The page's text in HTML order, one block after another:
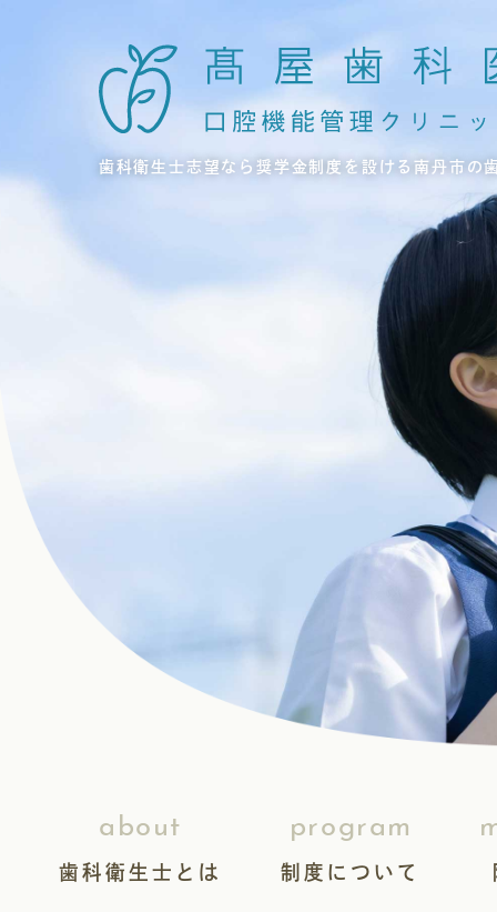
歯科衛生士志望なら奨学金制度を設ける南丹市の
about
歯科衛生士とは
program
制度について